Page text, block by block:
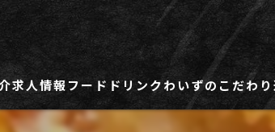
求人情報フード ドリンクわいずのこだわり